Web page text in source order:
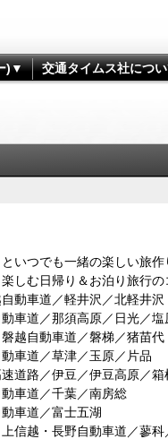
)▼ 交通タイムス社につ
いつでも一緒の楽しい旅作
しむ日帰り＆お泊り旅行
動車道／軽井沢／北軽井沢
車道／那須高原／日光／塩
越自動車道／磐梯／猪苗代
車道／草津／玉原／片品
道路／伊豆／伊豆高原／箱
車道／千葉／南房総
車道／富士五湖
信越・長野自動車道／蓼科